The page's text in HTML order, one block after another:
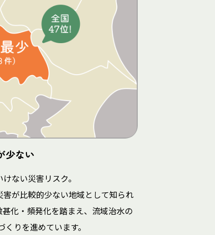
少ない
ない災害リスク。
が比較的少ない地域として知られ
化・頻発化を踏まえ、流域治水の
りを進めています。